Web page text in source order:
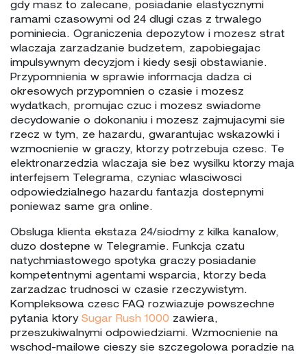
gdy masz to zalecane, posiadanie elastycznymi
ramami czasowymi od 24 dlugi czas z trwalego
pominiecia. Ograniczenia depozytow i mozesz strat
wlaczaja zarzadzanie budzetem, zapobiegajac
impulsywnym decyzjom i kiedy sesji obstawianie.
Przypomnienia w sprawie informacja dadza ci
okresowych przypomnien o czasie i mozesz
wydatkach, promujac czuc i mozesz swiadome
decydowanie o dokonaniu i mozesz zajmujacymi sie
rzecz w tym, ze hazardu, gwarantujac wskazowki i
wzmocnienie w graczy, ktorzy potrzebuja czesc. Te
elektronarzedzia wlaczaja sie bez wysilku ktorzy maja
interfejsem Telegrama, czyniac wlasciwosci
odpowiedzialnego hazardu fantazja dostepnymi
poniewaz same gra online.
Obsluga klienta ekstaza 24/siodmy z kilka kanalow,
duzo dostepne w Telegramie. Funkcja czatu
natychmiastowego spotyka graczy posiadanie
kompetentnymi agentami wsparcia, ktorzy beda
zarzadzac trudnosci w czasie rzeczywistym.
Kompleksowa czesc FAQ rozwiazuje powszechne
pytania ktory Sugar Rush 1000 zawiera,
przeszukiwalnymi odpowiedziami. Wzmocnienie na
wschod-mailowe cieszy sie szczegolowa poradzie na